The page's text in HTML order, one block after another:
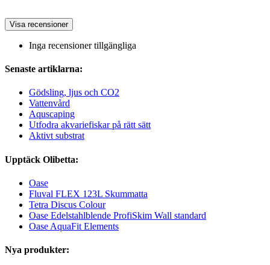
Visa recensioner
Inga recensioner tillgängliga
Senaste artiklarna:
Gödsling, ljus och CO2
Vattenvård
Aquscaping
Utfodra akvariefiskar på rätt sätt
Aktivt substrat
Upptäck Olibetta:
Oase
Fluval FLEX 123L Skummatta
Tetra Discus Colour
Oase Edelstahlblende ProfiSkim Wall standard
Oase AquaFit Elements
Nya produkter: